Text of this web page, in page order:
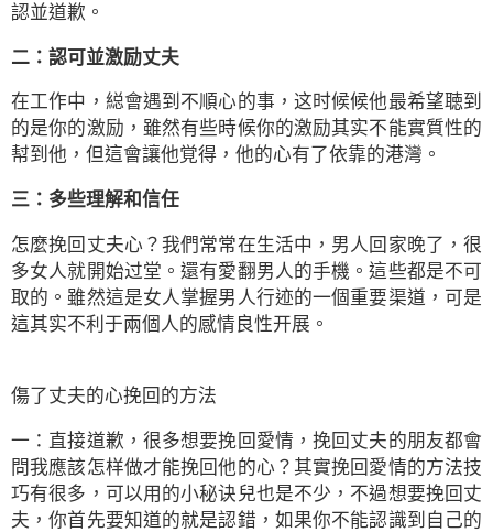
認並道歉。
二：認可並激励丈夫
在工作中，縂會遇到不順心的事，这时候候他最希望聴到
的是你的激励，雖然有些時候你的激励其实不能實質性的
幇到他，但這會讓他覚得，他的心有了依靠的港灣。
三：多些理解和信任
怎麼挽回丈夫心？我們常常在生活中，男人回家晚了，很
多女人就開始过堂。還有愛翻男人的手機。這些都是不可
取的。雖然這是女人掌握男人行迹的一個重要渠道，可是
這其实不利于兩個人的感情良性开展。
傷了丈夫的心挽回的方法
一：直接道歉，很多想要挽回愛情，挽回丈夫的朋友都會
問我應該怎样做才能挽回他的心？其實挽回愛情的方法技
巧有很多，可以用的小秘诀兒也是不少，不過想要挽回丈
夫，你首先要知道的就是認錯，如果你不能認識到自己的